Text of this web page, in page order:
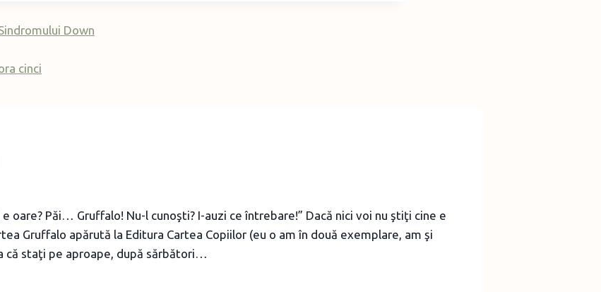
Down
cinci
e oare? Păi… Gruffalo! Nu-l cunoşti? I-auzi ce întrebare!” Dacă nici voi nu ştiţi cine e
Gruffalo apărută la Editura Cartea Copiilor (eu o am în două exemplare, am şi
că staţi pe aproape, după sărbători…